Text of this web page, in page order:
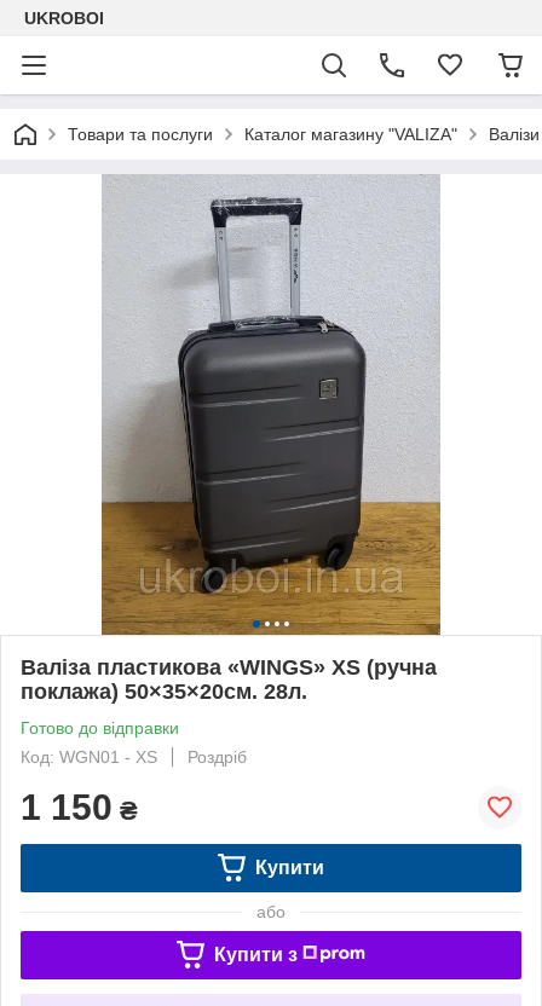
UKROBOI
Товари та послуги Каталог магазину "VALIZA" Валізи
Валіза пластикова «WINGS» XS (ручна
поклажа) 50×35×20см. 28л.
Готово до відправки
Код: WGN01 - XS
Роздріб
1 150 ₴
Купити
або
Купити з